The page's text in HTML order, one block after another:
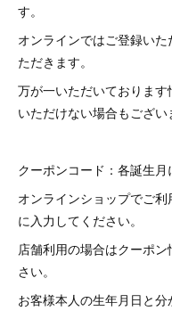
す。
オンラインではご登録い
ただきます。
万が一いただいておりま
いただけない場合もござい
クーポンコード：各誕生月
オンラインショップでご
に入力してください。
店舗利用の場合はクーポ
さい。
お客様本人の生年月日と